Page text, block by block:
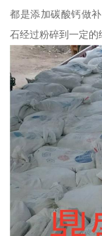
都是添加碳酸钙做
石经过粉碎到一定的